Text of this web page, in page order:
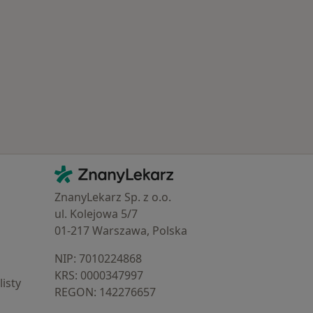
Kontakt
ZnanyLekarz - Strona główna
ZnanyLekarz Sp. z o.o.
ul. Kolejowa 5/7
01-217 Warszawa, Polska
NIP: ⁠7010224868
KRS: ⁠0000347997
REGON: ⁠142276657